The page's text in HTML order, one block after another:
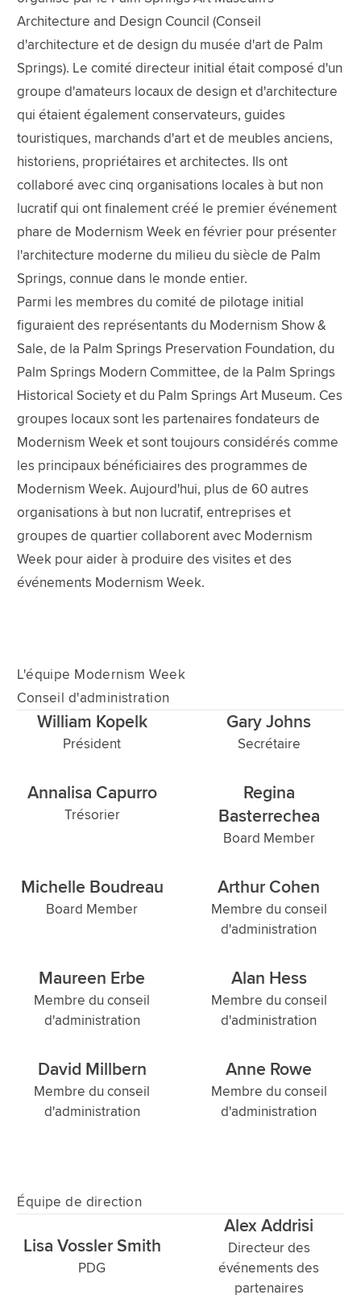
Architecture and Design Council (Conseil
d'architecture et de design du musée d'art de Palm
Springs). Le comité directeur initial était composé d'un
groupe d'amateurs locaux de design et d'architecture
qui étaient également conservateurs, guides
touristiques, marchands d'art et de meubles anciens,
historiens, propriétaires et architectes. Ils ont
collaboré avec cinq organisations locales à but non
lucratif qui ont finalement créé le premier événement
phare de Modernism Week en février pour présenter
l'architecture moderne du milieu du siècle de Palm
Springs, connue dans le monde entier.
Parmi les membres du comité de pilotage initial
figuraient des représentants du Modernism Show &
Sale, de la Palm Springs Preservation Foundation, du
Palm Springs Modern Committee, de la Palm Springs
Historical Society et du Palm Springs Art Museum. Ces
groupes locaux sont les partenaires fondateurs de
Modernism Week et sont toujours considérés comme
les principaux bénéficiaires des programmes de
Modernism Week. Aujourd'hui, plus de 60 autres
organisations à but non lucratif, entreprises et
groupes de quartier collaborent avec Modernism
Week pour aider à produire des visites et des
événements Modernism Week.
L'équipe Modernism Week
Conseil d'administration
William Kopelk
Président
Gary Johns
Secrétaire
Annalisa Capurro
Trésorier
Regina
Basterrechea
Board Member
Michelle Boudreau
Board Member
Arthur Cohen
Membre du conseil
d'administration
Maureen Erbe
Membre du conseil
d'administration
Alan Hess
Membre du conseil
d'administration
David Millbern
Membre du conseil
d'administration
Anne Rowe
Membre du conseil
d'administration
Équipe de direction
Lisa Vossler Smith
PDG
Alex Addrisi
Directeur des
événements des
partenaires